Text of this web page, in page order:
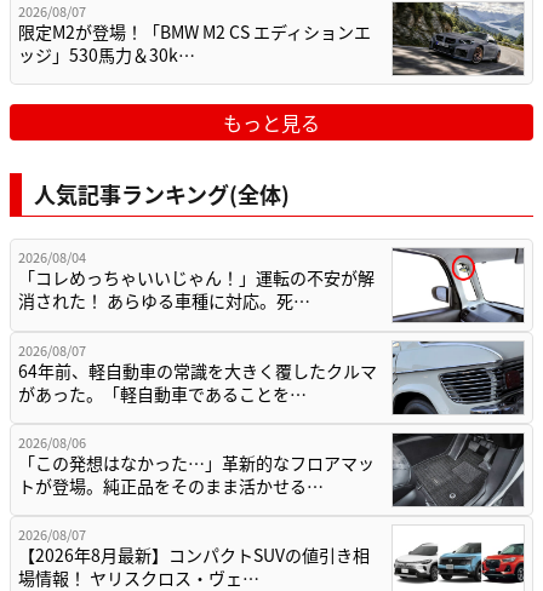
2026/08/07
限定M2が登場！「BMW M2 CS エディションエ
ッジ」530馬力＆30k…
もっと見る
人気記事ランキング(全体)
2026/08/04
「コレめっちゃいいじゃん！」運転の不安が解
消された！ あらゆる車種に対応。死…
2026/08/07
64年前、軽自動車の常識を大きく覆したクルマ
があった。「軽自動車であることを…
2026/08/06
「この発想はなかった…」革新的なフロアマッ
トが登場。純正品をそのまま活かせる…
2026/08/07
【2026年8月最新】コンパクトSUVの値引き相
場情報！ ヤリスクロス・ヴェ…